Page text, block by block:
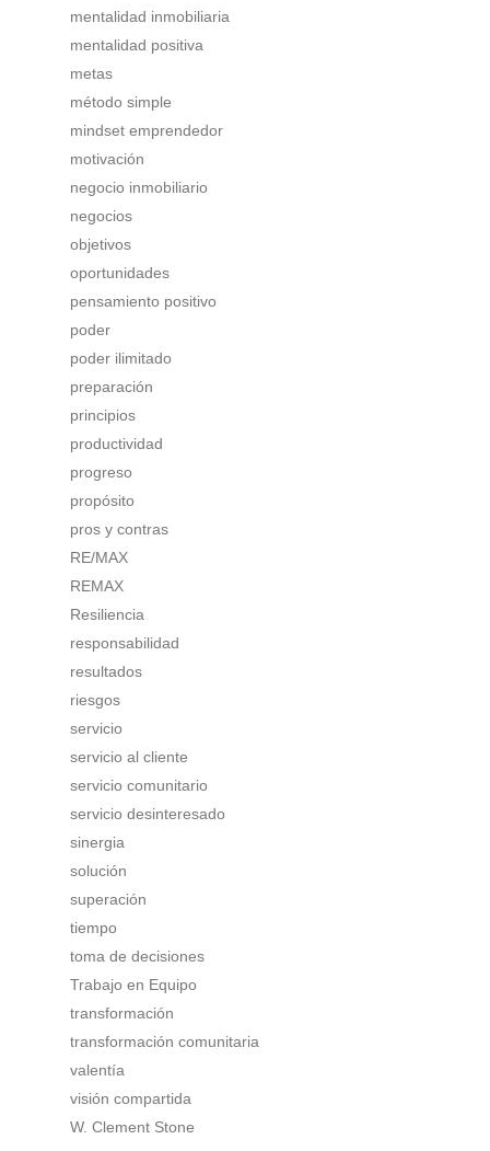
mentalidad inmobiliaria
mentalidad positiva
metas
método simple
mindset emprendedor
motivación
negocio inmobiliario
negocios
objetivos
oportunidades
pensamiento positivo
poder
poder ilimitado
preparación
principios
productividad
progreso
propósito
pros y contras
RE/MAX
REMAX
Resiliencia
responsabilidad
resultados
riesgos
servicio
servicio al cliente
servicio comunitario
servicio desinteresado
sinergia
solución
superación
tiempo
toma de decisiones
Trabajo en Equipo
transformación
transformación comunitaria
valentía
visión compartida
W. Clement Stone